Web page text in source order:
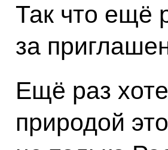
Так что ещё
за
Ещё раз
природой